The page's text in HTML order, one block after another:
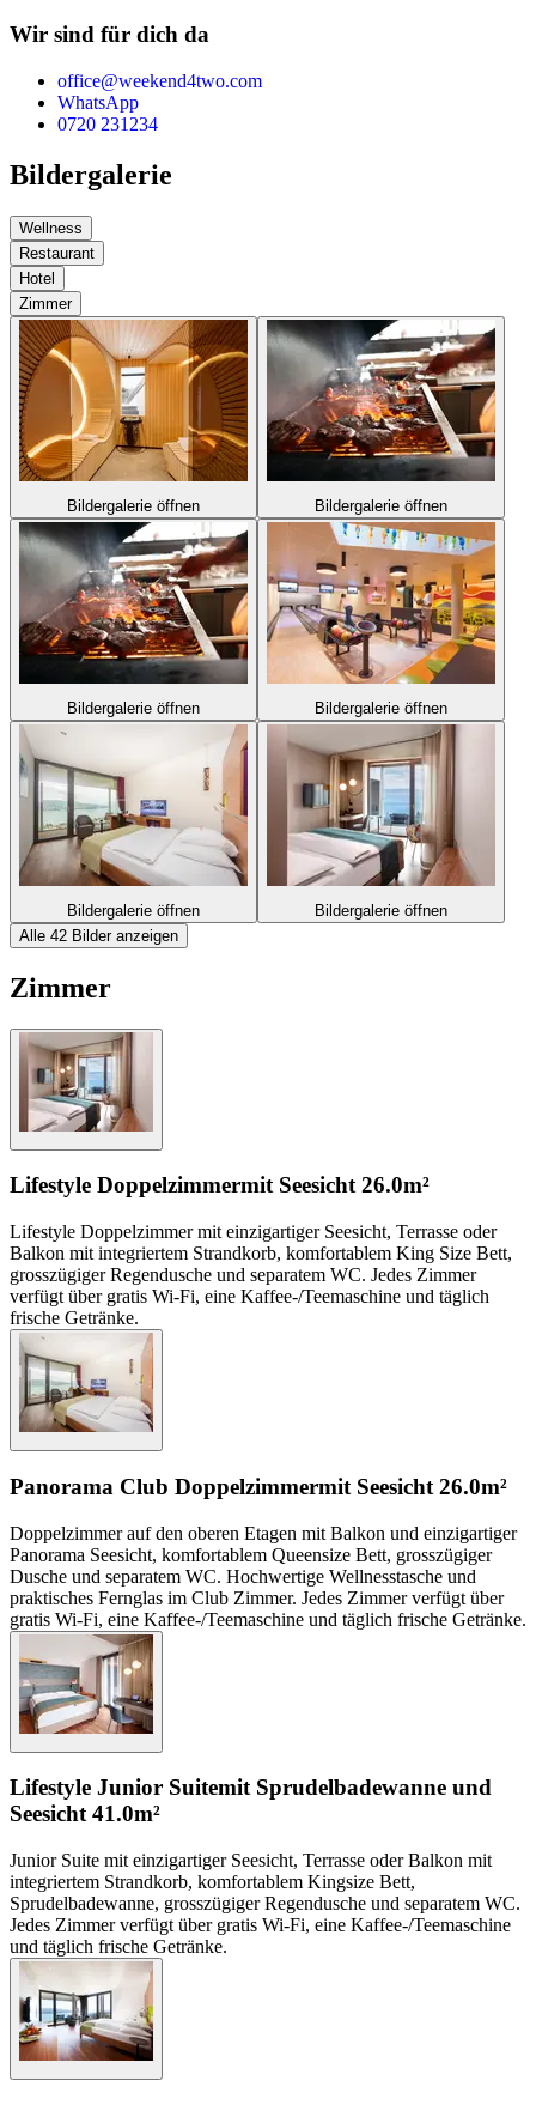
Wir sind für dich da
office@weekend4two.com
WhatsApp
0720 231234
Bildergalerie
Wellness
Restaurant
Hotel
Zimmer
Bildergalerie öffnen Bildergalerie öffnen
Bildergalerie öffnen Bildergalerie öffnen
Bildergalerie öffnen
Bildergalerie öffnen
Alle 42 Bilder anzeigen
Zimmer
Lifestyle Doppelzimmermit Seesicht26.0m²
Lifestyle Doppelzimmer mit einzigartiger Seesicht, Terrasse oder
Balkon mit integriertem Strandkorb, komfortablem King Size Bett,
grosszügiger Regendusche und separatem WC. Jedes Zimmer
verfügt über gratis Wi-Fi, eine Kaffee-/Teemaschine und täglich
frische Getränke.
Panorama Club Doppelzimmermit Seesicht 26.0m²
Doppelzimmer auf den oberen Etagen mit Balkon und einzigartiger
Panorama Seesicht, komfortablem Queensize Bett, grosszügiger
Dusche und separatem WC. Hochwertige Wellnesstasche und
praktisches Fernglas im Club Zimmer. Jedes Zimmer verfügt über
gratis Wi-Fi, eine Kaffee-/Teemaschine und täglich frische Getränke.
Lifestyle Junior Suitemit Sprudelbadewanne und
Seesicht41.0m²
Junior Suite mit einzigartiger Seesicht, Terrasse oder Balkon mit
integriertem Strandkorb, komfortablem Kingsize Bett,
Sprudelbadewanne, grosszügiger Regendusche und separatem WC.
Jedes Zimmer verfügt über gratis Wi-Fi, eine Kaffee-/Teemaschine
und täglich frische Getränke.